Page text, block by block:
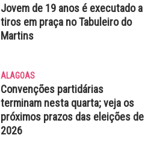
Jovem de 19 anos é executado a
tiros em praça no Tabuleiro do
Martins
ALAGOAS
Convenções partidárias
terminam nesta quarta; veja os
próximos prazos das eleições de
2026